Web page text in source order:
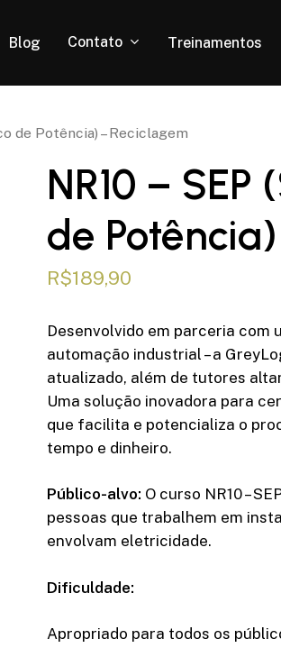
Blog Contato Treinamentos
Close
de Potência) – Reciclagem
NR10 –
de
R$189,90
Desenvolvido em parceria com
automação industrial – a
atualizado, além de tutores
Uma solução inovadora para
que facilita e potencializa o
tempo e dinheiro.
Público-alvo: O curso NR10 –
pessoas que trabalhem em
envolvam eletricidade.
Dificuldade:
Apropriado para todos os